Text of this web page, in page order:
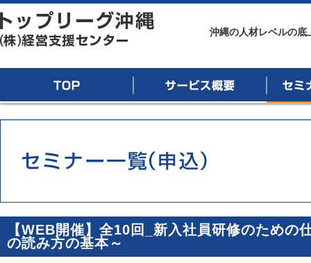
沖縄の人材レベルの底
【WEB開催】全10回_新入社員研修のため
の読み方の基本～